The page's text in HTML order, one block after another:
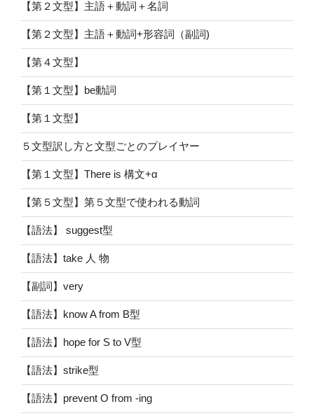
【第２文型】主語＋動詞＋名詞
【第２文型】主語＋動詞+形容詞（副詞)
【第４文型】
【第１文型】be動詞
【第１文型】
５文型訳し方と文型ごとのプレイヤー
【第１文型】There is 構文+α
【第５文型】第５文型で使われる動詞
【語法】 suggest型
【語法】take 人 物
【副詞】very
【語法】know A from B型
【語法】hope for S to V型
【語法】strike型
【語法】prevent O from -ing